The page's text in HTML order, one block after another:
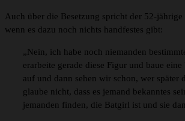
Auch über die Besetzung spricht der 52-jährige
wenn es dazu noch nichts handfestes gibt:
„Nein, ich habe noch niemanden
erarbeite gerade diese Figur und baue
auf und dann sehen wir schon, wer später
glaube nicht, dass es jemand bekanntes
jemanden finden, die Batgirl ist und sie